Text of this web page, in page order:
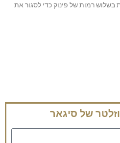
בשלוש רמות של פינוק כדי לסגור את
של סיגאר